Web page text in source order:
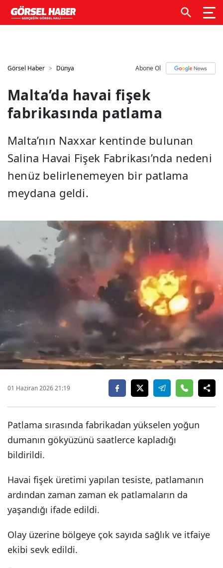
GTM kodunuzu buraya ekleyin
GTM kodunuzu buraya
ekleyin
Görsel Haber Dünya Abone Ol
Malta’da havai fişek
fabrikasında patlama
Malta’nın Naxxar kentinde bulunan
Salina Havai Fişek Fabrikası’nda nedeni
henüz belirlenemeyen bir patlama
meydana geldi.
01 Haziran 2026 21:19
Patlama sırasında fabrikadan yükselen yoğun
dumanın gökyüzünü saatlerce kapladığı
bildirildi.
Havai fişek üretimi yapılan tesiste, patlamanın
ardından zaman zaman ek patlamaların da
yaşandığı ifade edildi.
Olay üzerine bölgeye çok sayıda sağlık ve itfaiye
ekibi sevk edildi.